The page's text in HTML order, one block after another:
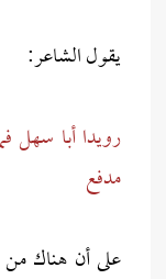
يقول الشاعر:
رويدا أبا سهل
مدفع
على أن هناك